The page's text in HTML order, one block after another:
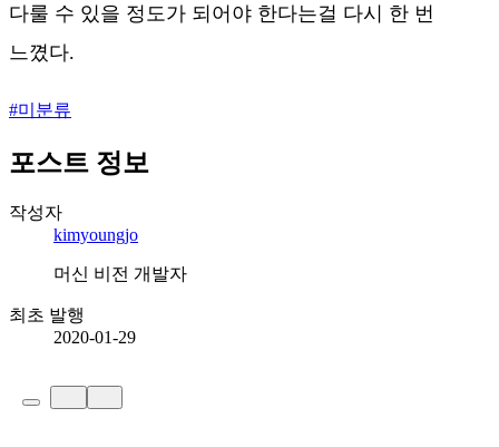
다룰 수 있을 정도가 되어야 한다는걸 다시 한 번
느꼈다.
#미분류
포스트 정보
작성자
kimyoungjo
머신 비전 개발자
최초 발행
2020-01-29